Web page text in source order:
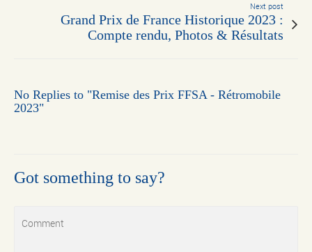
Next post
Grand Prix de France Historique 2023 :
Compte rendu, Photos & Résultats
No Replies to "Remise des Prix FFSA - Rétromobile
2023"
Got something to say?